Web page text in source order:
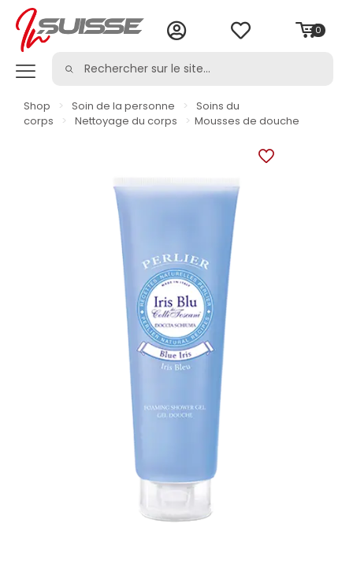
0
Shop > Soin de la personne >
Soins du
corps
> Nettoyage du corps > Mousses de douche